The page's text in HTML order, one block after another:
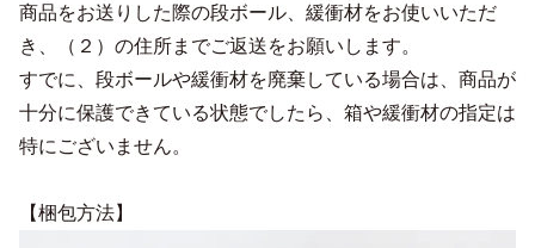
商品をお送りした際の段ボール、緩衝材をお使いいただ
き、（２）の住所までご返送をお願いします。
すでに、段ボールや緩衝材を廃棄している場合は、商品が
十分に保護できている状態でしたら、箱や緩衝材の指定は
特にございません。
【梱包方法】